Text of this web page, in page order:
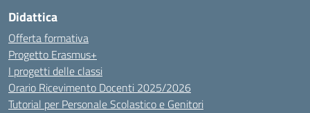
Didattica
Offerta formativa
Progetto Erasmus+
I progetti delle classi
Orario Ricevimento Docenti 2025/2026
Tutorial per Personale Scolastico e Genitori